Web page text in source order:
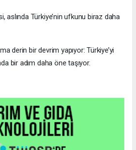
aslında Türkiye’nin ufkunu biraz daha
derin bir devrim yapıyor: Türkiye’yi
bir adım daha öne taşıyor.